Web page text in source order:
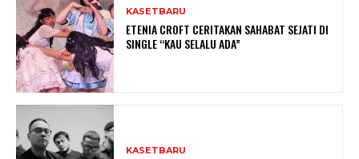
KASETBARU
ETENIA CROFT CERITAKAN SAHABAT SEJATI DI
SINGLE “KAU SELALU ADA”
KASETBARU